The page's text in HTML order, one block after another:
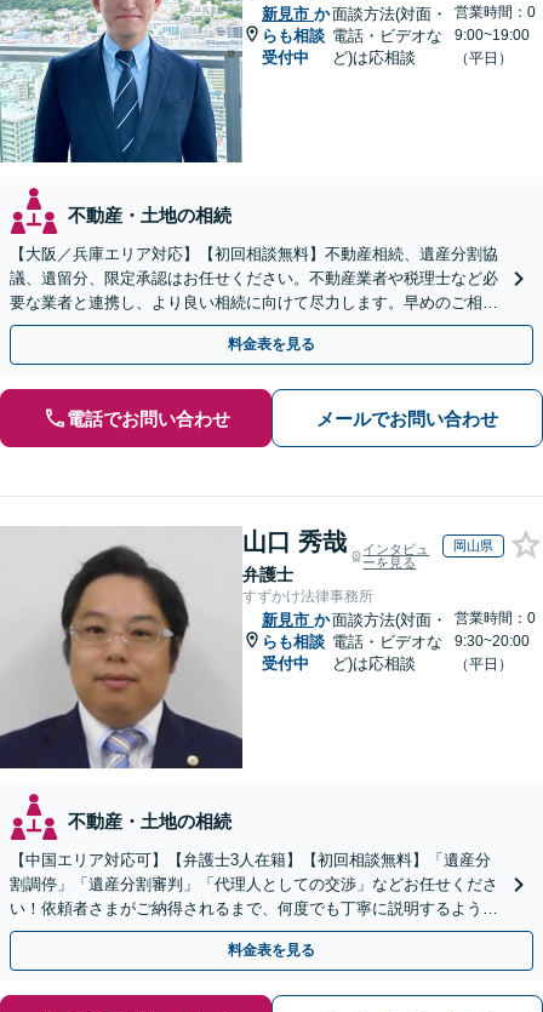
新見市 か
らも相談
受付中
面談方法(対面・
電話・ビデオな
ど)は応相談
営業時間：0
9:00~19:00
（平日）
不動産・土地の相続
【大阪／兵庫エリア対応】【初回相談無料】不動産相続、遺産分割協
議、遺留分、限定承認はお任せください。不動産業者や税理士など必
要な業者と連携し、より良い相続に向けて尽力します。早めのご相談
が複雑化を防ぐカギとなります【休日相談可】
料金表を見る
電話でお問い合わせ メールでお問い合わせ
山口 秀哉
弁護士
インタビュ
ーを見る
岡山県
すずかけ法律事務所
新見市 か
らも相談
受付中
面談方法(対面・
電話・ビデオな
ど)は応相談
営業時間：0
9:30~20:00
（平日）
不動産・土地の相続
【中国エリア対応可】【弁護士3人在籍】【初回相談無料】「遺産分
割調停」「遺産分割審判」「代理人としての交渉」などお任せくださ
い！依頼者さまがご納得されるまで、何度でも丁寧に説明するよう心
掛けています【土日祝／夜間対応可】【当日／電話相談可】
料金表を見る